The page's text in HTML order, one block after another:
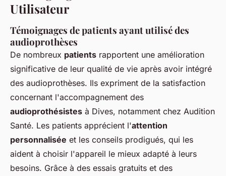
Utilisateur
Témoignages de patients ayant utilisé des
audioprothèses
De nombreux patients rapportent une amélioration
significative de leur qualité de vie après avoir intégré
des audioprothèses. Ils expriment de la satisfaction
concernant l'accompagnement des
audioprothésistes à Dives, notamment chez Audition
Santé. Les patients apprécient l'attention
personnalisée et les conseils prodigués, qui les
aident à choisir l'appareil le mieux adapté à leurs
besoins. Grâce à des essais gratuits et des